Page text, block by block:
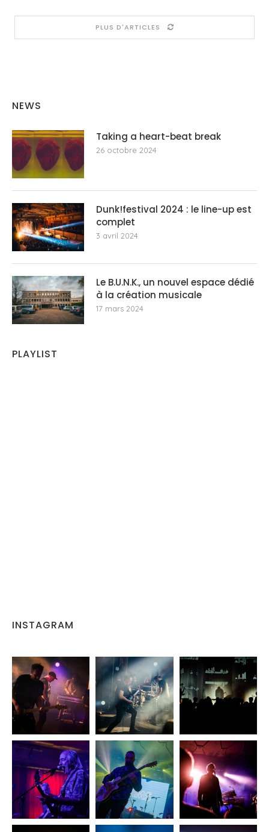
PLUS D'ARTICLES
NEWS
Taking a heart-beat break
26 octobre 2024
Dunk!festival 2024 : le line-up est
complet
3 avril 2024
Le B.U.N.K., un nouvel espace dédié
à la création musicale
17 mars 2024
PLAYLIST
INSTAGRAM